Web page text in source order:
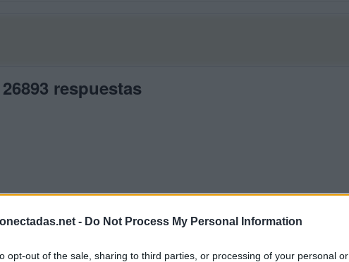
- Do Not Process My Personal Information
opt-out of the sale, sharing to third parties, or processing of your personal or
respuestas